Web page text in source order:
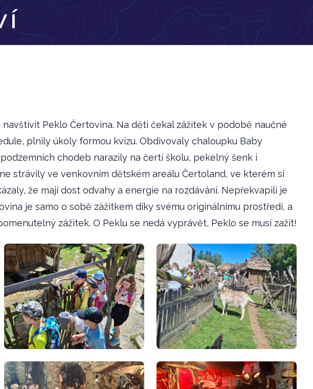
Peklo Čertovina. Na děti čekal zážitek v podobě naučné
plnily úkoly formou kvízu. Obdivovaly chaloupku Baby
chodeb narazily na čertí školu, pekelný šenk i
strávily ve venkovním dětském areálu Čertoland, ve kterém si
že mají dost odvahy a energie na rozdávání. Nepřekvapili je
je samo o sobě zážitkem díky svému originálnímu prostředí, a
zážitek. O Peklu se nedá vyprávět, Peklo se musí zažít!